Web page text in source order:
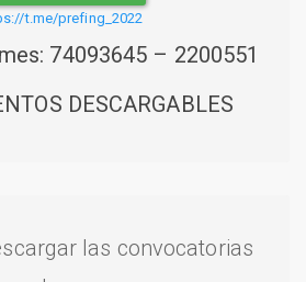
t.me/prefing_2022
74093645 – 2200551
DESCARGABLES
las convocatorias